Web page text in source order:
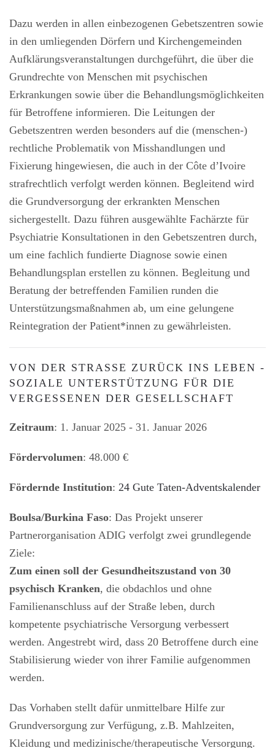
Dazu werden in allen einbezogenen Gebetszentren sowie
in den umliegenden Dörfern und Kirchengemeinden
Aufklärungsveranstaltungen durchgeführt, die über die
Grundrechte von Menschen mit psychischen
Erkrankungen sowie über die Behandlungsmöglichkeiten
für Betroffene informieren. Die Leitungen der
Gebetszentren werden besonders auf die (menschen-)
rechtliche Problematik von Misshandlungen und
Fixierung hingewiesen, die auch in der Côte d’Ivoire
strafrechtlich verfolgt werden können. Begleitend wird
die Grundversorgung der erkrankten Menschen
sichergestellt. Dazu führen ausgewählte Fachärzte für
Psychiatrie Konsultationen in den Gebetszentren durch,
um eine fachlich fundierte Diagnose sowie einen
Behandlungsplan erstellen zu können. Begleitung und
Beratung der betreffenden Familien runden die
Unterstützungsmaßnahmen ab, um eine gelungene
Reintegration der Patient*innen zu gewährleisten.
VON DER STRASSE ZURÜCK INS LEBEN - S
OZIALE UNTERSTÜTZUNG FÜR DIE V
ERGESSENEN DER GESELLSCHAFT
Zeitraum: 1. Januar 2025 - 31. Januar 2026
Fördervolumen: 48.000 €
Fördernde Institution: 24 Gute Taten-Adventskalender
Boulsa/Burkina Faso: Das Projekt unserer
Partnerorganisation ADIG verfolgt zwei grundlegende
Ziele:
Zum einen soll der Gesundheitszustand von 30
psychisch Kranken, die obdachlos und ohne
Familienanschluss auf der Straße leben, durch
kompetente psychiatrische Versorgung verbessert
werden. Angestrebt wird, dass 20 Betroffene durch eine
Stabilisierung wieder von ihrer Familie aufgenommen
werden.
Das Vorhaben stellt dafür unmittelbare Hilfe zur
Grundversorgung zur Verfügung, z.B. Mahlzeiten,
Kleidung und medizinische/therapeutische Versorgung.